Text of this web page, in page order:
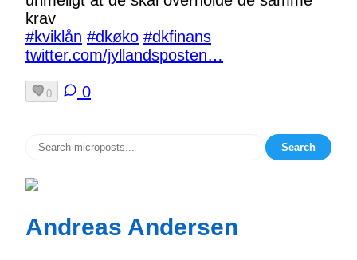
krav
#kviklån #dkøko #dkfinans
twitter.com/jyllandsposten…
0 0
Search
Andreas Andersen